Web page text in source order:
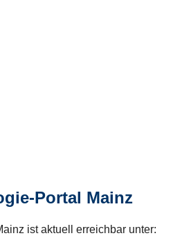
Portal Mainz
ist aktuell erreichbar unter: